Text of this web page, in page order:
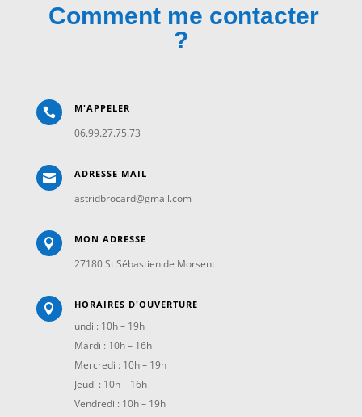
Comment me contacter
?
 M'APPELER
06.99.27.75.73
 ADRESSE MAIL
astridbrocard@gmail.com
 MON ADRESSE
27180 St Sébastien de Morsent
 HORAIRES D'OUVERTURE
undi : 10h – 19h
Mardi : 10h – 16h
Mercredi : 10h – 19h
Jeudi : 10h – 16h
Vendredi : 10h – 19h